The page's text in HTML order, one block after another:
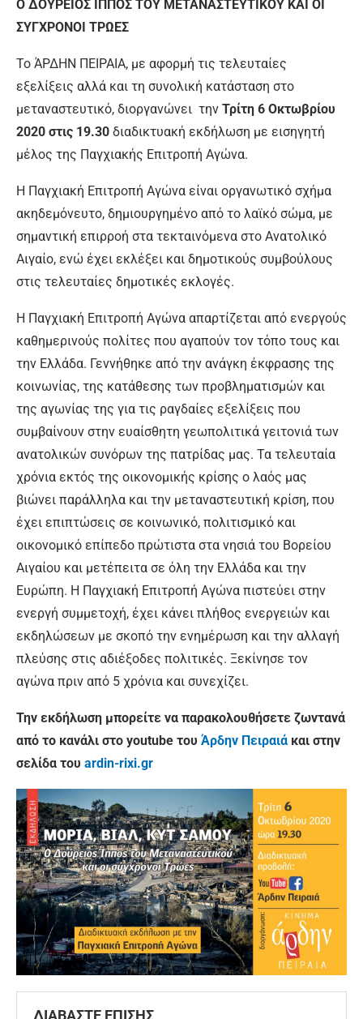
O ΔΟΥΡΕΙΟΣ ΙΠΠΟΣ ΤΟΥ ΜΕΤΑΝΑΣΤΕΥΤΙΚΟΥ ΚΑΙ ΟΙ
ΣΥΓΧΡΟΝΟΙ ΤΡΩΕΣ
Το ΆΡΔΗΝ ΠΕΙΡΑΙΑ, με αφορμή τις τελευταίες
εξελίξεις αλλά και τη συνολική κατάσταση στο
μεταναστευτικό, διοργανώνει την Τρίτη 6 Οκτωβρίου
2020 στις 19.30 διαδικτυακή εκδήλωση με εισηγητή
μέλος της Παγχιακής Επιτροπή Αγώνα.
Η Παγχιακή Επιτροπή Αγώνα είναι οργανωτικό σχήμα
ακηδεμόνευτο, δημιουργημένο από το λαϊκό σώμα, με
σημαντική επιρροή στα τεκταινόμενα στο Ανατολικό
Αιγαίο, ενώ έχει εκλέξει και δημοτικούς συμβούλους
στις τελευταίες δημοτικές εκλογές.
Η Παγχιακή Επιτροπή Αγώνα απαρτίζεται από ενεργούς
καθημερινούς πολίτες που αγαπούν τον τόπο τους και
την Ελλάδα. Γεννήθηκε από την ανάγκη έκφρασης της
κοινωνίας, της κατάθεσης των προβληματισμών και
της αγωνίας της για τις ραγδαίες εξελίξεις που
συμβαίνουν στην ευαίσθητη γεωπολιτικά γειτονιά των
ανατολικών συνόρων της πατρίδας μας. Τα τελευταία
χρόνια εκτός της οικονομικής κρίσης ο λαός μας
βιώνει παράλληλα και την μεταναστευτική κρίση, που
έχει επιπτώσεις σε κοινωνικό, πολιτισμικό και
οικονομικό επίπεδο πρώτιστα στα νησιά του Βορείου
Αιγαίου και μετέπειτα σε όλη την Ελλάδα και την
Ευρώπη. Η Παγχιακή Επιτροπή Αγώνα πιστεύει στην
ενεργή συμμετοχή, έχει κάνει πλήθος ενεργειών και
εκδηλώσεων με σκοπό την ενημέρωση και την αλλαγή
πλεύσης στις αδιέξοδες πολιτικές. Ξεκίνησε τον
αγώνα πριν από 5 χρόνια και συνεχίζει.
Την εκδήλωση μπορείτε να παρακολουθήσετε ζωντανά
από το κανάλι στο youtube του Άρδην Πειραιά και στην
σελίδα του ardin-rixi.gr
ΔΙΑΒΑΣΤΕ ΕΠΙΣΗΣ